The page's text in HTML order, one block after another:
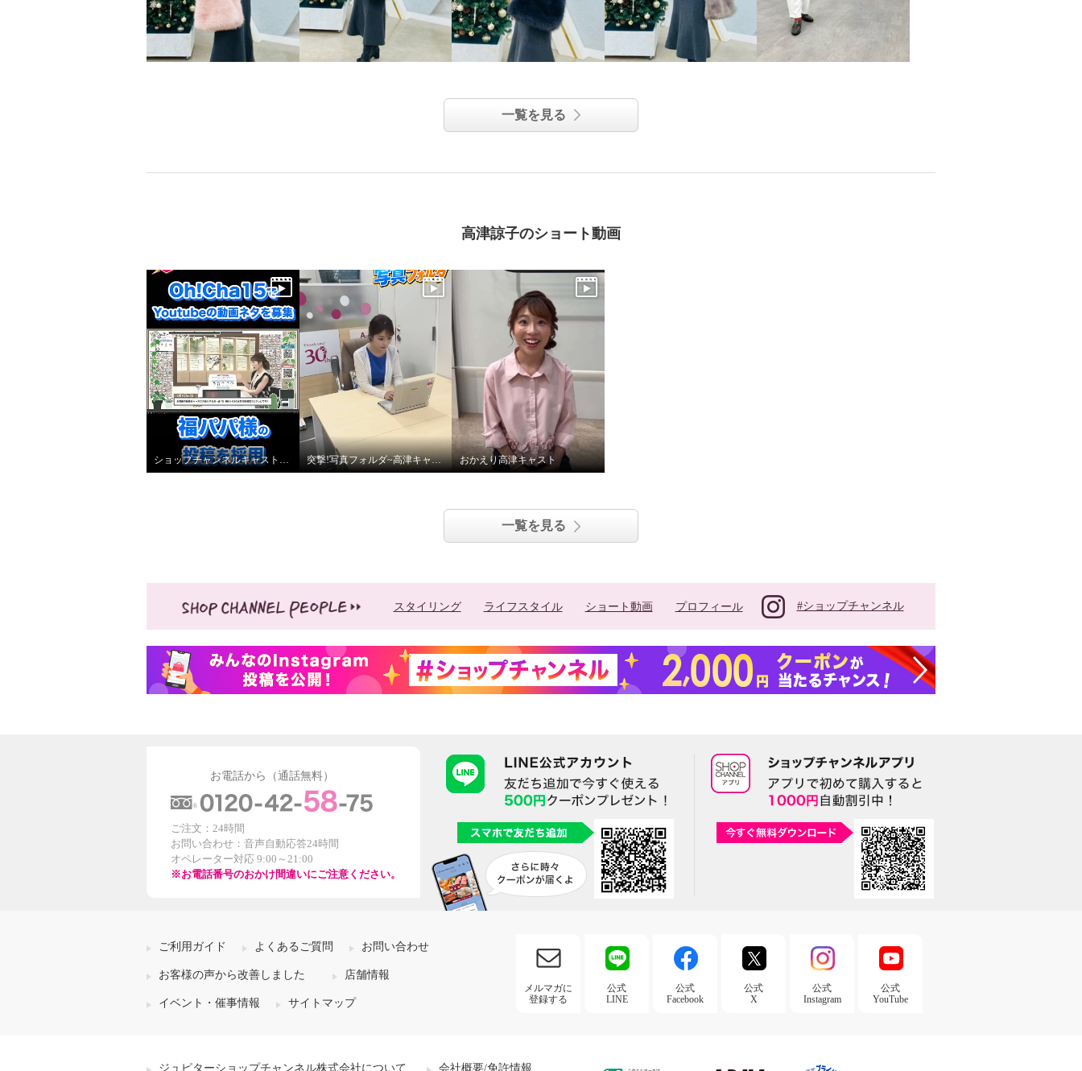
一覧を見る
高津諒子のショート動画
ショップチャンネルキャストでスターティングメンバーを妄想してみた！ 突撃!写真フォルダ~高津キャスト篇~ おかえり高津キャスト
一覧を見る
スタイリング ライフスタイル ショート動画 プロフィール #ショップチャンネル
お電話から（通話無料）
ご注文：24時間
お問い合わせ：音声自動応答24時間
オペレーター対応 9:00～21:00
※お電話番号のおかけ間違いにご注意ください。
ご利用ガイド よくあるご質問 お問い合わせ
お客様の声から改善しました 店舗情報
イベント・催事情報 サイトマップ
メルマガに
登録する
公式
LINE
公式
Facebook
公式
X
公式
Instagram
公式
YouTube
ジュピターショップチャンネル株式会社について 会社概要/免許情報